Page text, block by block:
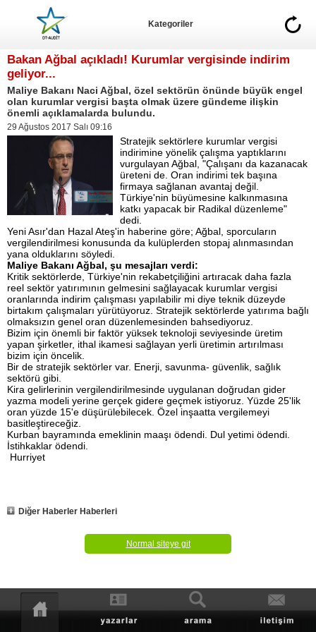
Kategoriler
Bakan Ağbal açıkladı! Kurumlar vergisinde indirim
geliyor...
Maliye Bakanı Naci Ağbal, özel sektörün önünde büyük engel
olan kurumlar vergisi başta olmak üzere gündeme ilişkin
önemli açıklamalarda bulundu.
29 Ağustos 2017 Salı 09:16
Stratejik sektörlere kurumlar vergisi
indirimine yönelik çalışma yaptıklarını
vurgulayan Ağbal, "Çalışanı da kazanacak
üreteni de. Oran indirimi tek başına
firmaya sağlanan avantaj değil.
Türkiye'nin büyümesine kalkınmasına
katkı yapacak bir Radikal düzenleme"
dedi.
Yeni Asır'dan Hazal Ateş'in haberine göre; Ağbal, sporcuların
vergilendirilmesi konusunda da kulüplerden stopaj alınmasından
yana olduklarını söyledi.
Maliye Bakanı Ağbal, şu mesajları verdi:
Kritik sektörlerde, Türkiye'nin rekabetçiliğini artıracak daha fazla
reel sektör yatırımının gelmesini sağlayacak kurumlar vergisi
oranlarında indirim çalışması yapılabilir mi diye teknik düzeyde
birtakım çalışmaları yürütüyoruz. Stratejik sektörlerde yatırıma bağlı
olmaksızın genel oran düzenlemesinden bahsediyoruz.
Bizim için önemli bir faktör yüksek teknoloji seviyesinde üretim
yapan şirketler, ithal ikamesi sağlayan yerli üretimin artırılması
bizim için öncelik.
Bir de stratejik sektörler var. Enerji, savunma- güvenlik, sağlık
sektörü gibi.
Kira gelirlerinin vergilendirilmesinde uygulanan doğrudan gider
yazma modeli yerine gerçek gidere geçmek istiyoruz. Yüzde 25'lik
oran yüzde 15'e düşürülebilecek. Özel inşaatta vergilemeyi
basitleştireceğiz.
Kurban bayramında emeklinin maaşı ödendi. Dul yetimi ödendi.
İstihkaklar ödendi.
Hurriyet
Diğer Haberler Haberleri
Normal siteye git